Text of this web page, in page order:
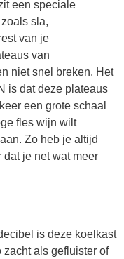
een speciale
sla,
van je
van
niet snel breken. Het
is dat deze plateaus
een grote schaal
fles wijn wilt
Zo heb je altijd
je net wat meer
is deze koelkast
zacht als gefluister of